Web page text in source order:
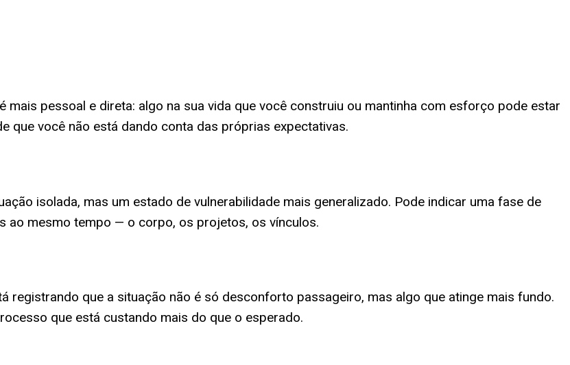
mais pessoal e direta: algo na sua vida que você construiu ou mantinha com esforço pode estar
que você não está dando conta das próprias expectativas.
isolada, mas um estado de vulnerabilidade mais generalizado. Pode indicar uma fase de
ao mesmo tempo — o corpo, os projetos, os vínculos.
registrando que a situação não é só desconforto passageiro, mas algo que atinge mais fundo.
que está custando mais do que o esperado.